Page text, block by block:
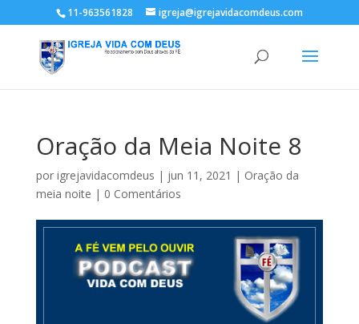
11-963561828 igreja@igrejavidacomdeus.com
Oração da Meia Noite 8
por igrejavidacomdeus | jun 11, 2021 | Oração da
meia noite | 0 Comentários